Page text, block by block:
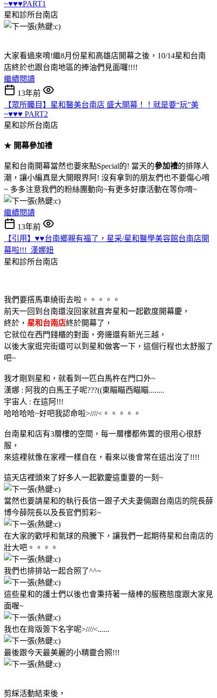
~♥♥♥PART1
星和診所台南店
大家看過來唷!繼8月份星和高雄店開幕之後，10/14星和台南
店終於也跟台南地區的捧油們見面囉!!!!
繼續閱讀
13年前
【眾所矚目】星和醫美台南店 盛大開幕！！就是要“玩”美
~♥♥♥ PART2
星和診所台南店
★ 開幕參加禮
星和台南開幕當然也要來點Special的! 當天的參加禮的排隊人
潮，讓小編真是大開眼界阿! 沒有拿到的朋友們也不要傷心唷
~ 多多注意我們的粉絲團動向~有更多好康活動在等你唷~
繼續閱讀
13年前
【引用】♥♥台南鄉親有福了，星采/星和醫學美容館台南店開
幕啦!!!_漢娜妞
星和診所台南店
我們要撘馬車繞街去啦。。。。。
前天一回到台南還沒回家就直奔星和一起歡度開幕慶，
終於， 星和台南店終於開幕了，
它就位在西門錢櫃的對面，旁邊還有新光三越，
以後大家逛完街還可以到星和做客一下，這個行程也太舒服了
吧~
我才剛到星和，就看到一匹白馬杵在門口外~
漢娜 : 阿我的白馬王子呢???((東瞄瞄西瞄瞄........
宇宙人 : 在這阿!!!
哈哈哈哈~好吧我認命啦>////<。。。。。
台南星和店有3層樓的空間，每一層樓都佈置的很用心很舒
服，
來這裡就像在家裡一樣自在，看來以後會常在這出沒了!!!!
這天店裡頭來了好多人一起歡慶這重要的一刻~
當然也要請星和的執行長信一跟子犬夫妻倆跟台南店的院長薛
博今薛院長以及長官們剪彩~
在大家的歡呼和氣球的飛騰下，讓我們一起期待星和台南店的
壯大吧。。。。
我們也排排站一起合照了^^~
這些星和的護士們以後也會秉持著一級棒的服務態度跟大家見
面喔~
我也在背版簽下名字呢>////<......
最後跟今天最美麗的小精靈合照!!!
剪綵活動結束後，